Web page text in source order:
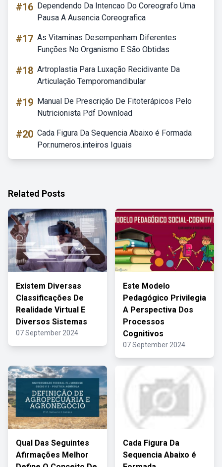
#16 Dependendo Da Intencao Do Coreografo Uma
Pausa A Ausencia Coreografica
#17 As Vitaminas Desempenham Diferentes
Funções No Organismo E São Obtidas
#18 Artroplastia Para Luxação Recidivante Da
Articulação Temporomandibular
#19 Manual De Prescrição De Fitoterápicos Pelo
Nutricionista Pdf Download
#20 Cada Figura Da Sequencia Abaixo é Formada
Por.numeros.inteiros Iguais
Related Posts
Existem Diversas
Classificações De
Realidade Virtual E
Diversos Sistemas
07 September 2024
Este Modelo
Pedagógico Privilegia
A Perspectiva Dos
Processos
Cognitivos
07 September 2024
Qual Das Seguintes
Afirmações Melhor
Cada Figura Da
Sequencia Abaixo é